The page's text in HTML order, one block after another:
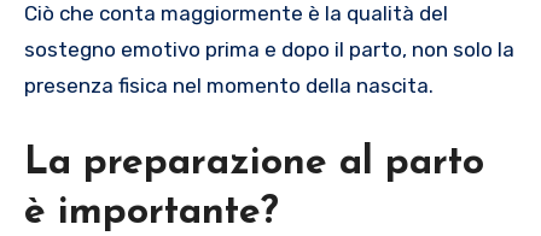
Ciò che conta maggiormente è la qualità del
sostegno emotivo prima e dopo il parto, non solo la
presenza fisica nel momento della nascita.
La preparazione al parto
è importante?